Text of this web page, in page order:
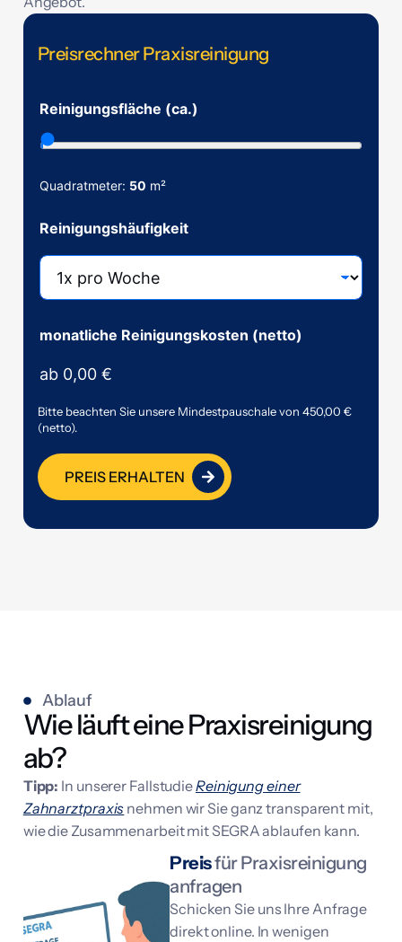
Preisrechner Praxisreinigung
n
e
t
o
e
n
g
n
s
h
u
f
g
k
h
e
Reinigungsfläche (ca.)
Quadratmeter: 50 m²
Reinigungshäufigkeit
monatliche Reinigungskosten (netto)
ab 0,00 €
Bitte beachten Sie unsere Mindestpauschale von 450,00 €
(netto).
PREIS ERHALTEN
Ablauf
Wie läuft eine Praxisreinigung
ab?
Tipp: In unserer FallstudieReinigung einer
Zahnarztpraxis nehmen wir Sie ganz transparent mit,
wie die Zusammenarbeit mit SEGRA ablaufen kann.
Preisfür Praxisreinigung
anfragen
Schicken Sie uns Ihre Anfrage
direkt online. In wenigen